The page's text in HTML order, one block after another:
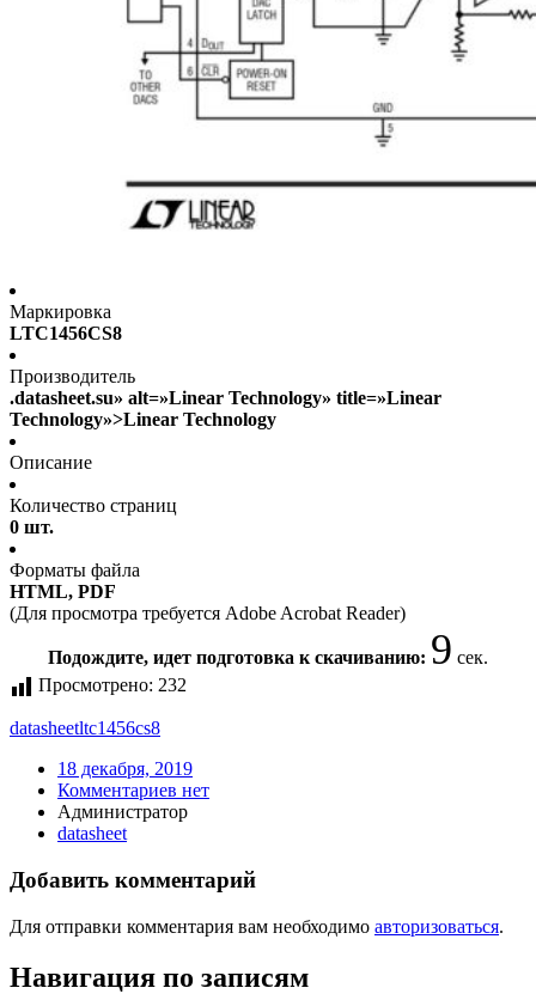
Маркировка
LTC1456CS8
Производитель
.datasheet.su» alt=»Linear Technology» title=»Linear
Technology»>Linear Technology
Описание
Количество страниц
0 шт.
Форматы файла
HTML, PDF
(Для просмотра требуется Adobe Acrobat Reader)
Подождите, идет подготовка к скачиванию: 9 сек.
Просмотрено: 232
datasheetltc1456cs8
18 декабря, 2019
Комментариев нет
Администратор
datasheet
Добавить комментарий
Для отправки комментария вам необходимо авторизоваться.
Навигация по записям